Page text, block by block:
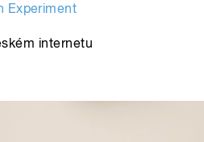
Experiment
internetu